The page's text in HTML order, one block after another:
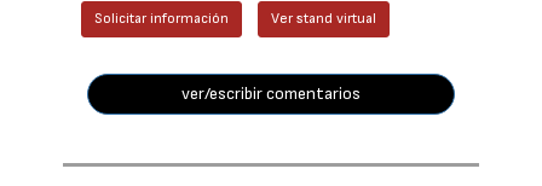
Solicitar información Ver stand virtual
ver/escribir comentarios